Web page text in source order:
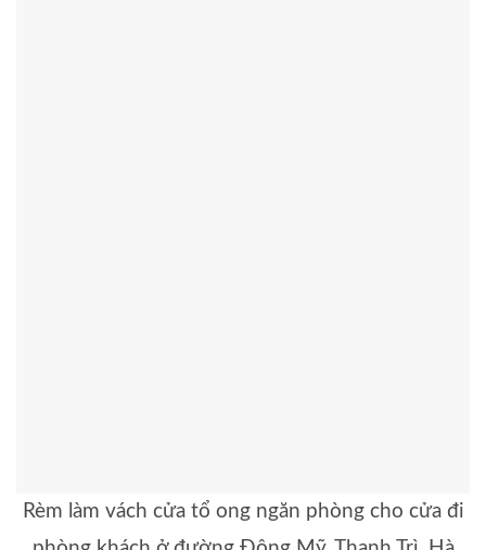
Rèm làm vách cửa tổ ong ngăn phòng cho cửa đi